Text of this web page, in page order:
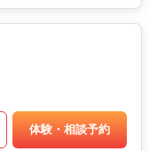
体験・相談予約